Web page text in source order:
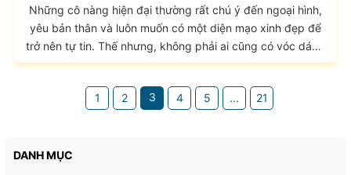
Những cô nàng hiện đại thường rất chú ý đến ngoại hình,
yêu bản thân và luôn muốn có một diện mạo xinh đẹp để
trở nên tự tin. Thế nhưng, không phải ai cũng có vóc dáng
cân đối, điều đó khiến họ trở nên e dè hơn. Đặc biệt,
lên trông khá đô con, họ cảm thấy không mảnh mai thon
1 2 3 4 5 ... 21
DANH MỤC